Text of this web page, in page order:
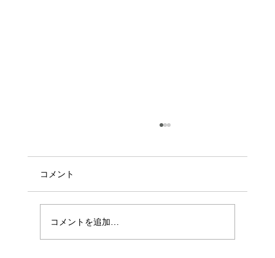
2026年度のご体験について
コメント
コメントを追加…